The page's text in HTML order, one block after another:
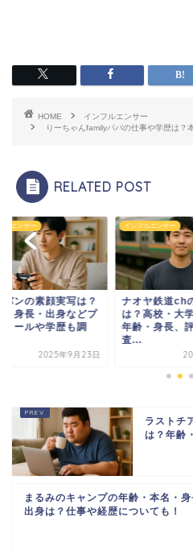
HOME
インフルエンサー
りーちゃんfamilyパパの仕事や学歴は？
RELATED POST
ルエンサー
パンの素顔実写は？
・身長・出身などプ
ィールや学歴も調
2025年9月23日
インフルエンサー
ナオヤ鉄道ch
は？高校・大
年齢・身長、
査...
ラストチ
は？年齢
まるみのキャンプの年齢・本名・身
出身は？仕事や経歴についても！